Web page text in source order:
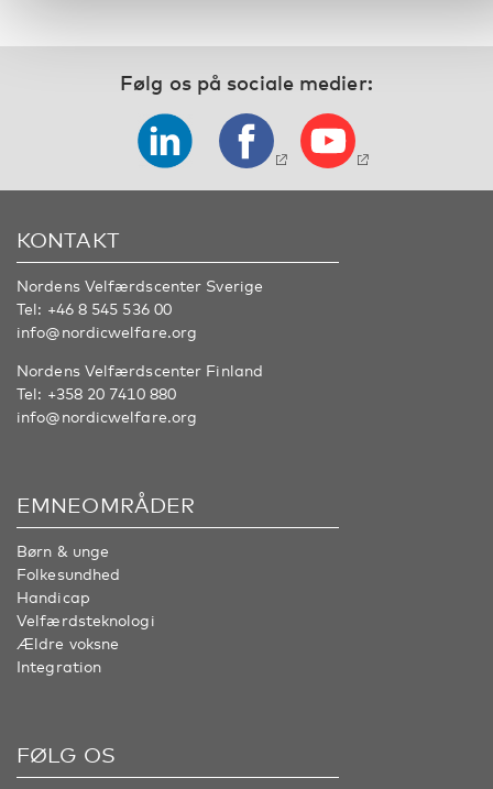
Følg os på sociale medier:
KONTAKT
Nordens Velfærdscenter Sverige
Tel: +46 8 545 536 00
info@nordicwelfare.org
Nordens Velfærdscenter Finland
Tel: +358 20 7410 880
info@nordicwelfare.org
EMNEOMRÅDER
Børn & unge
Folkesundhed
Handicap
Velfærdsteknologi
Ældre voksne
Integration
FØLG OS